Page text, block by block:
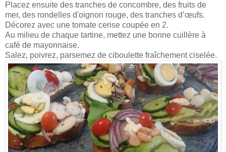
Placez ensuite des tranches de concombre, des fruits de
mer, des rondelles d'oignon rouge, des tranches d’œufs.
Décorez avec une tomate cerise coupée en 2.
Au milieu de chaque tartine, mettez une bonne cuillère à
café de mayonnaise.
Salez, poivrez, parsemez de ciboulette fraîchement ciselée.